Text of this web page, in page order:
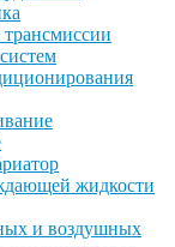
трансмиссии
жидкости
и воздушных